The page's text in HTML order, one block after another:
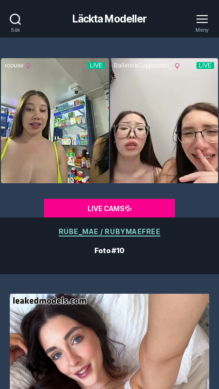
Sök
Läckta Modeller
Meny
LIVE CAMS💦
Kategorier
RUBE_MAE / RUBYMAEFREE
Foto #10